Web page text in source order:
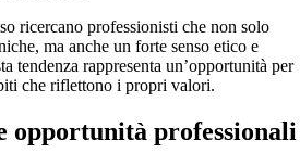
ricercano professionisti che non solo
ma anche un forte senso etico e
tendenza rappresenta un’opportunità per
che riflettono i propri valori.
opportunità professionali